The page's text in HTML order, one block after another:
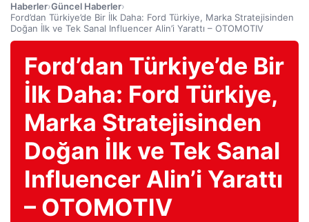
Haberler›Güncel Haberler›
Ford’dan Türkiye’de Bir İlk Daha: Ford Türkiye, Marka Stratejisinden
Doğan İlk ve Tek Sanal Influencer Alin’i Yarattı – OTOMOTIV
Ford’dan Türkiye’de Bir
İlk Daha: Ford Türkiye,
Marka Stratejisinden
Doğan İlk ve Tek Sanal
Influencer Alin’i Yarattı
– OTOMOTIV